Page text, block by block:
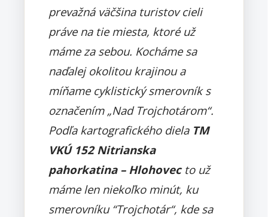
prevažná väčšina turistov cieli
práve na tie miesta, ktoré už
máme za sebou. Kocháme sa
naďalej okolitou krajinou a
míňame cyklistický smerovník s
označením „Nad Trojchotárom“.
Podľa kartografického diela TM
VKÚ 152 Nitrianska
pahorkatina – Hlohovecto už
máme len niekoľko minút, ku
smerovníku “Trojchotár“, kde sa